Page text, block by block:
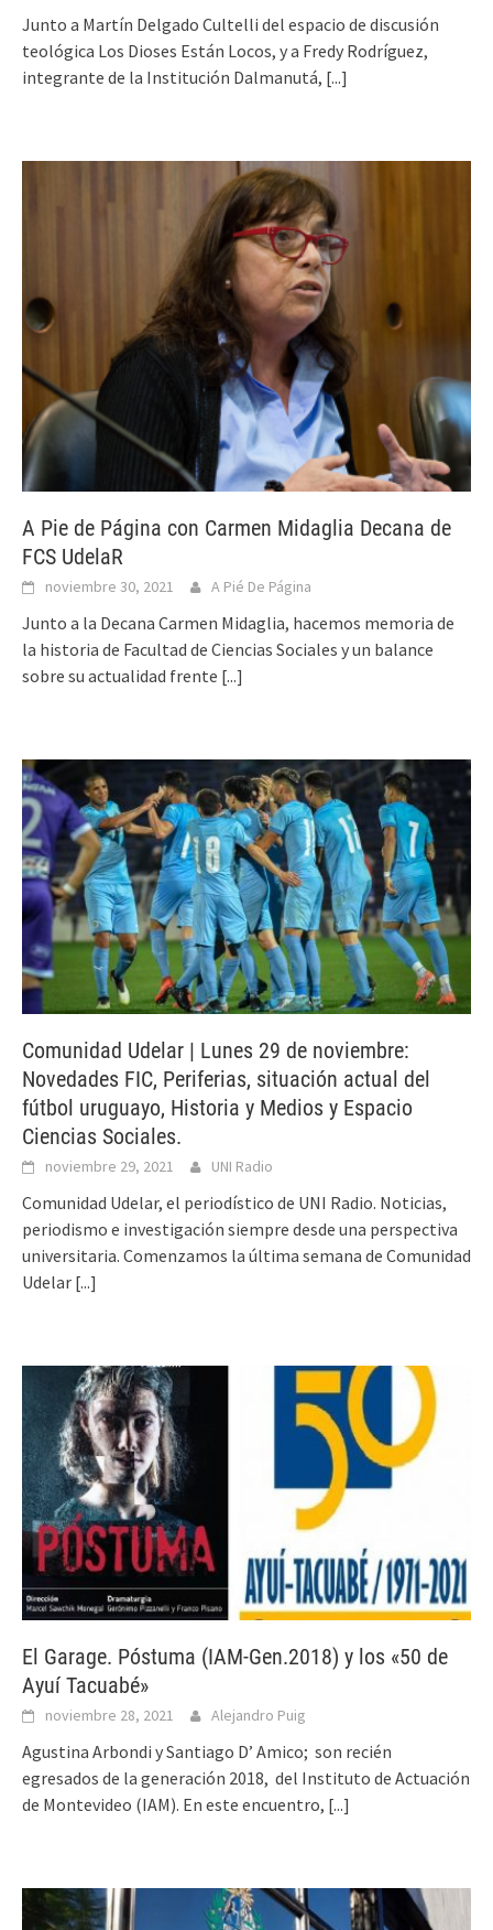
Junto a Martín Delgado Cultelli del espacio de discusión
teológica Los Dioses Están Locos, y a Fredy Rodríguez,
integrante de la Institución Dalmanutá, [...]
A Pie de Página con Carmen Midaglia Decana de
FCS UdelaR
noviembre 30, 2021 A Pié De Página
Junto a la Decana Carmen Midaglia, hacemos memoria de
la historia de Facultad de Ciencias Sociales y un balance
sobre su actualidad frente [...]
Comunidad Udelar | Lunes 29 de noviembre:
Novedades FIC, Periferias, situación actual del
fútbol uruguayo, Historia y Medios y Espacio
Ciencias Sociales.
noviembre 29, 2021 UNI Radio
Comunidad Udelar, el periodístico de UNI Radio. Noticias,
periodismo e investigación siempre desde una perspectiva
universitaria. Comenzamos la última semana de Comunidad
Udelar [...]
El Garage. Póstuma (IAM-Gen.2018) y los «50 de
Ayuí Tacuabé»
noviembre 28, 2021 Alejandro Puig
Agustina Arbondi y Santiago D’ Amico; son recién
egresados de la generación 2018, del Instituto de Actuación
de Montevideo (IAM). En este encuentro, [...]